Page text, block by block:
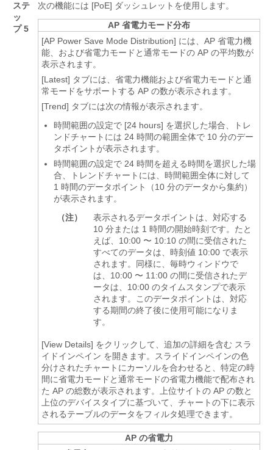
ステ
ッ
プ 5
次の機能には [PoE] ダッシュレットを使用します。
AP 省電力モード分布
[AP Power Save Mode Distribution] には、AP 省電力機
能、および省電力モードと通常モードの AP の平均数が
表示されます。
[Latest] タブには、省電力機能および省電力モードと通
常モードをサポートする AP の数が表示されます。
[Trend] タブには次の情報が表示されます。
時間範囲の設定で [24 hours] を選択した場合、トレ
ンドチャートには 24 時間の範囲全体で 10 分のデー
タポイントが表示されます。
時間範囲の設定で 24 時間を超える時間を選択した場
合、トレンドチャートには、時間範囲全体に対して
1 時間のデータポイント（10 分のデータから集約）
が表示されます。
（注）
表示されるデータポイントは、対応する
10 分または 1 時間の開始時刻です。たと
えば、10:00 〜 10:10 の間に受信された
すべてのデータは、時刻値 10:00 で表示
されます。同様に、毎時ウィンドウで
は、10:00 〜 11:00 の間に受信されたデ
ータは、10:00 のタイムスタンプで表示
されます。このデータポイントは、対応
する期間の終了後に使用可能になりま
す。
[View Details] をクリックして、追加の詳細を含む スラ
イドインペイン を開きます。 スライドインペインの色
分けされたチャートにカーソルを合わせると、特定の時
間に省電力モードと通常モードの省電力機能で配布され
た AP の総数が表示されます。上位サイトの AP の数と
上位のデバイスタイプに基づいて、チャートの下に表示
されるテーブルのデータをフィルタ処理できます。
AP の省電力